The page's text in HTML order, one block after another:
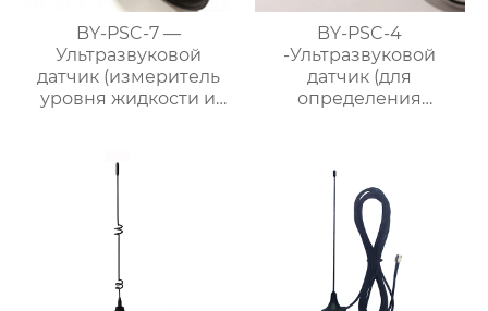
BY-PSC-7 —
Ультразвуковой
датчик (измеритель
уровня жидкости и
BY-PSC-4
-Ультразвуковой
датчик (для
определения